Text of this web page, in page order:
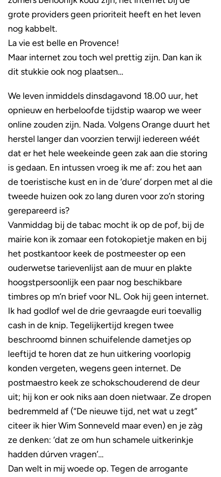
grote providers geen prioriteit heeft en het leven
nog kabbelt.
La vie est belle en Provence!
Maar internet zou toch wel prettig zijn. Dan kan ik
dit stukkie ook nog plaatsen…
We leven inmiddels dinsdagavond 18.00 uur, het
opnieuw en herbeloofde tijdstip waarop we weer
online zouden zijn. Nada. Volgens Orange duurt het
herstel langer dan voorzien terwijl iedereen wéét
dat er het hele weekeinde geen zak aan die storing
is gedaan. En intussen vroeg ik me af: zou het aan
de toeristische kust en in de ‘dure’ dorpen met al die
tweede huizen ook zo lang duren voor zo’n storing
gerepareerd is?
Vanmiddag bij de tabac mocht ik op de pof, bij de
mairie kon ik zomaar een fotokopietje maken en bij
het postkantoor keek de postmeester op een
ouderwetse tarievenlijst aan de muur en plakte
hoogstpersoonlijk een paar nog beschikbare
timbres op m’n brief voor NL. Ook hij geen internet.
Ik had godlof wel de drie gevraagde euri toevallig
cash in de knip. Tegelijkertijd kregen twee
beschroomd binnen schuifelende dametjes op
leeftijd te horen dat ze hun uitkering voorlopig
konden vergeten, wegens geen internet. De
postmaestro keek ze schokschouderend de deur
uit; hij kon er ook niks aan doen nietwaar. Ze dropen
bedremmeld af (“De nieuwe tijd, net wat u zegt”
citeer ik hier Wim Sonneveld maar even) en je zàg
ze denken: ‘dat ze om hun schamele uitkerinkje
hadden dúrven vragen’…
Dan welt in mij woede op. Tegen de arrogante